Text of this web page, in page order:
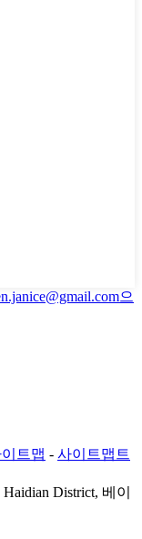
으
트맵 - 사이트맵트
District, 베이